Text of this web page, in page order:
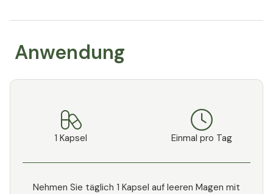
Anwendung
1 Kapsel Einmal pro Tag
Nehmen Sie täglich 1 Kapsel auf leeren Magen mit